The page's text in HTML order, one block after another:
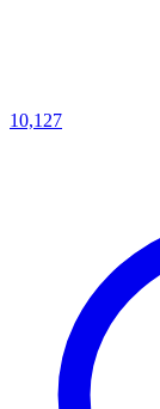
10,127